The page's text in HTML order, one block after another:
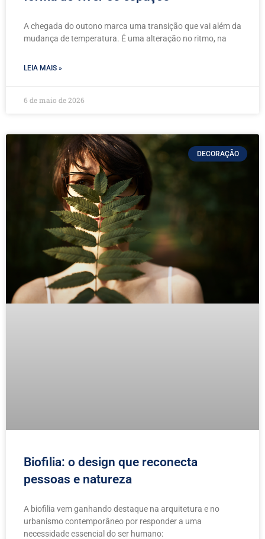
A chegada do outono marca uma transição que vai além da
mudança de temperatura. É uma alteração no ritmo, na
LEIA MAIS »
6 de maio de 2026
DECORAÇÃO
Biofilia: o design que reconecta
pessoas e natureza
A biofilia vem ganhando destaque na arquitetura e no
urbanismo contemporâneo por responder a uma
necessidade essencial do ser humano: